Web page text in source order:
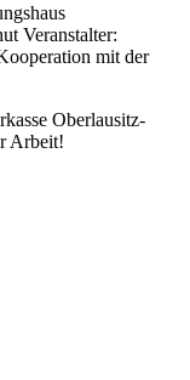
Veranstalter:
mit der
Oberlausitz-
Arbeit!